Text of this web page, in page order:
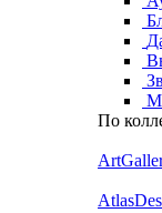
По